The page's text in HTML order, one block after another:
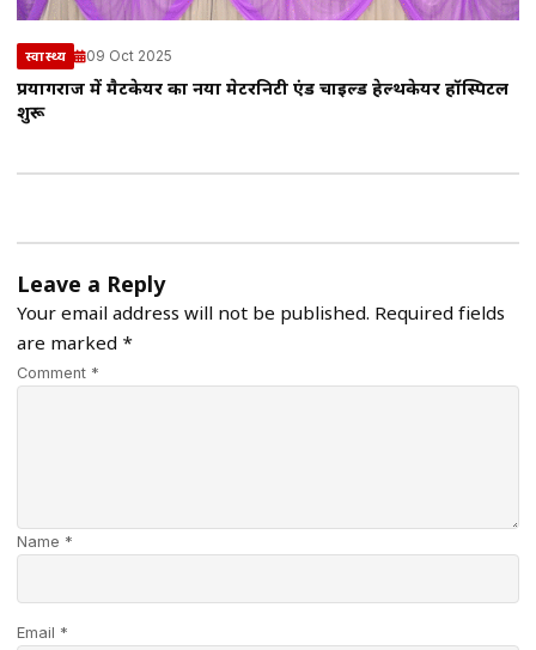
स्वास्थ्य 09 Oct 2025
प्रयागराज में मैटकेयर का नया मेटरनिटी एंड चाइल्ड हेल्थकेयर हॉस्पिटल
शुरू
Leave a Reply
Your email address will not be published. Required fields
are marked *
Comment *
Name *
Email *